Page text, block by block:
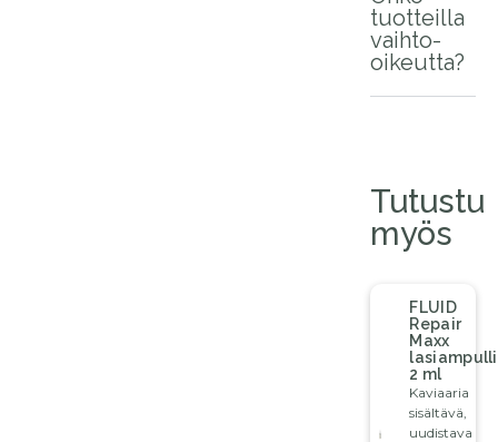
tuotteilla
vaihto-
oikeutta?
Tutustu
myös
FLUID
Repair
Maxx
lasiampulli
2 ml
Kaviaaria
sisältävä,
uudistava